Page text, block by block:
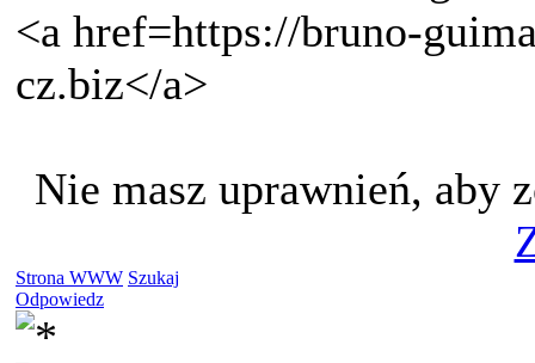
<a href=https://bruno-
cz.biz</a>
Nie masz uprawnień, aby
Strona WWW Szukaj
Odpowiedz